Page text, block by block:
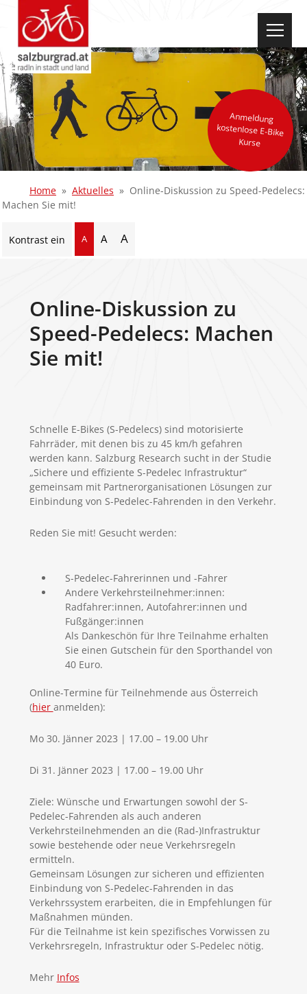
Anmeldung
kostenlose E-Bike
Kurse
Home Aktuelles
Online-Diskussion zu Speed-Pedelecs:
Machen Sie mit!
Kontrast ein A A A
Online-Diskussion zu
Speed-Pedelecs: Machen
Sie mit!
Schnelle E-Bikes (S-Pedelecs) sind motorisierte
Fahrräder, mit denen bis zu 45 km/h gefahren
werden kann. Salzburg Research sucht in der Studie
„Sichere und effiziente S-Pedelec Infrastruktur“
gemeinsam mit Partnerorganisationen Lösungen zur
Einbindung von S-Pedelec-Fahrenden in den Verkehr.
Reden Sie mit! Gesucht werden:
S-Pedelec-Fahrerinnen und -Fahrer
Andere Verkehrsteilnehmer:innen:
Radfahrer:innen, Autofahrer:innen und
Fußgänger:innen
Als Dankeschön für Ihre Teilnahme erhalten
Sie einen Gutschein für den Sporthandel von
40 Euro.
Online-Termine für Teilnehmende aus Österreich
(hier anmelden):
Mo 30. Jänner 2023 | 17.00 – 19.00 Uhr
Di 31. Jänner 2023 | 17.00 – 19.00 Uhr
Ziele: Wünsche und Erwartungen sowohl der S-
Pedelec-Fahrenden als auch anderen
Verkehrsteilnehmenden an die (Rad-)Infrastruktur
sowie bestehende oder neue Verkehrsregeln
ermitteln.
Gemeinsam Lösungen zur sicheren und effizienten
Einbindung von S-Pedelec-Fahrenden in das
Verkehrssystem erarbeiten, die in Empfehlungen für
Maßnahmen münden.
Für die Teilnahme ist kein spezifisches Vorwissen zu
Verkehrsregeln, Infrastruktur oder S-Pedelec nötig.
Mehr Infos